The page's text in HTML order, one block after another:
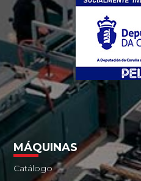
MÁQUINAS
Catálogo